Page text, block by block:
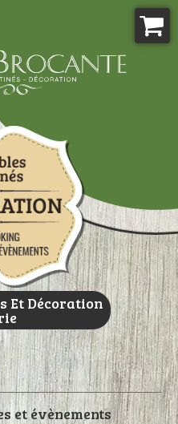
Et Décoration
et évènements